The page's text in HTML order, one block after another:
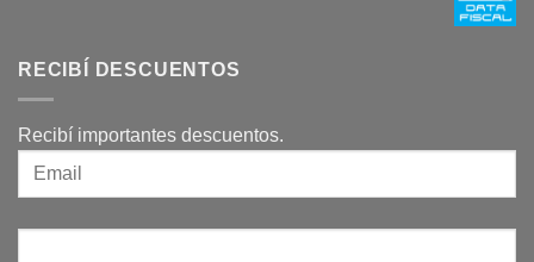
RECIBÍ DESCUENTOS
Recibí importantes descuentos.